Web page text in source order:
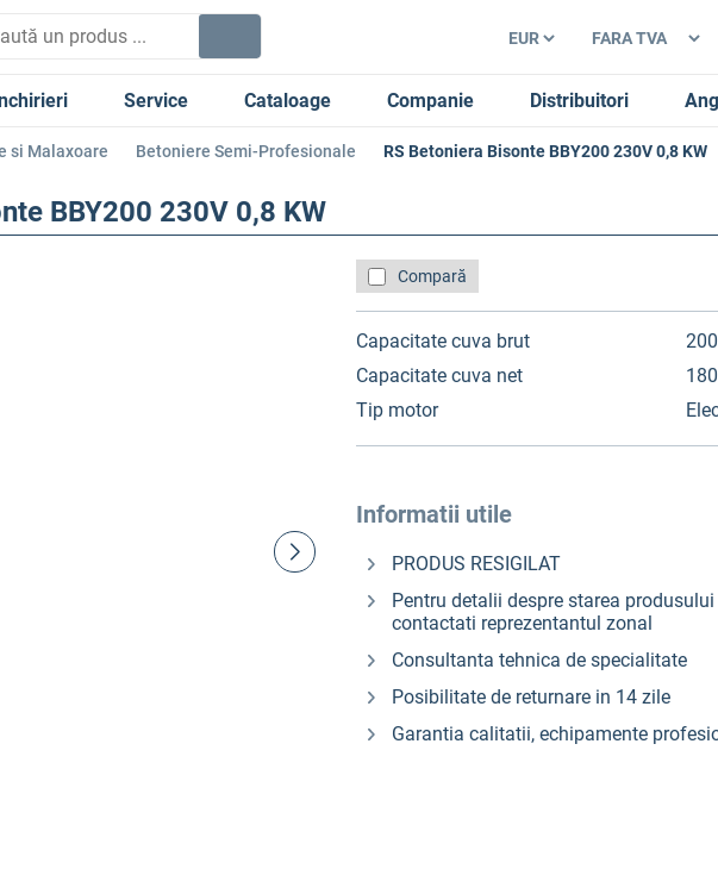
Service Cataloage Companie Distribuitori
si Malaxoare Betoniere Semi-Profesionale RS Betoniera Bisonte BBY200 230V 0,8 KW
BBY200 230V 0,8 KW
Compară
Capacitate cuva brut
Capacitate cuva net
Tip motor
Informatii utile
PRODUS RESIGILAT
Pentru detalii despre starea
contactati reprezentantul zonal
Consultanta tehnica de specialitate
Posibilitate de returnare in 14 zile
Garantia calitatii, echipamente